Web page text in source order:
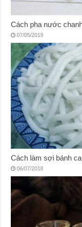
Cách pha nước
07/05/2019
Cách làm sợi bánh
06/07/2018